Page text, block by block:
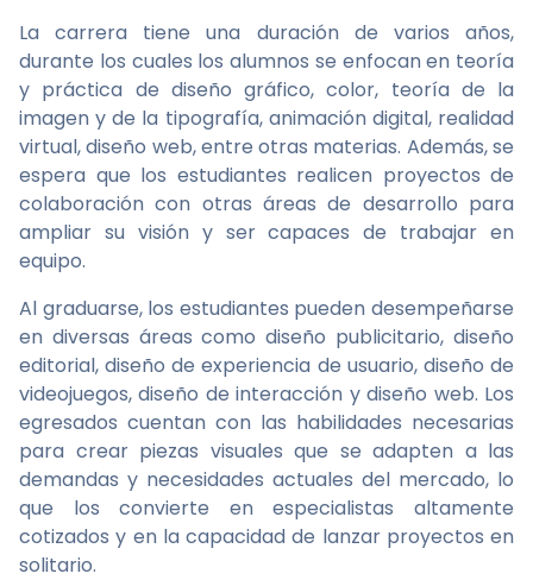
La carrera tiene una duración de varios años,
durante los cuales los alumnos se enfocan en teoría
y práctica de diseño gráfico, color, teoría de la
imagen y de la tipografía, animación digital, realidad
virtual, diseño web, entre otras materias. Además, se
espera que los estudiantes realicen proyectos de
colaboración con otras áreas de desarrollo para
ampliar su visión y ser capaces de trabajar en
equipo.
Al graduarse, los estudiantes pueden desempeñarse
en diversas áreas como diseño publicitario, diseño
editorial, diseño de experiencia de usuario, diseño de
videojuegos, diseño de interacción y diseño web. Los
egresados cuentan con las habilidades necesarias
para crear piezas visuales que se adapten a las
demandas y necesidades actuales del mercado, lo
que los convierte en especialistas altamente
cotizados y en la capacidad de lanzar proyectos en
solitario.